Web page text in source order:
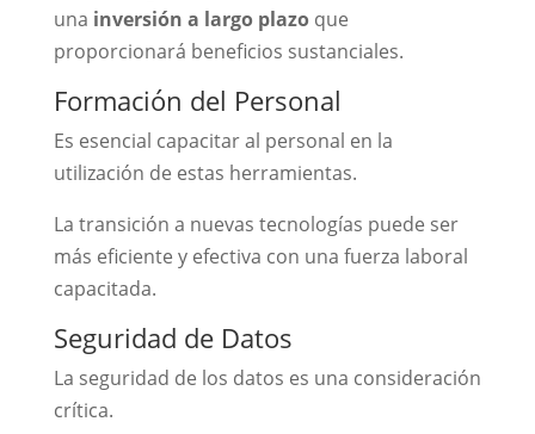
una inversión a largo plazoque
proporcionará beneficios sustanciales.
Formación del Personal
Es esencial capacitar al personal en la
utilización de estas herramientas.
La transición a nuevas tecnologías puede ser
más eficiente y efectiva con una fuerza laboral
capacitada.
Seguridad de Datos
La seguridad de los datos es una consideración
crítica.